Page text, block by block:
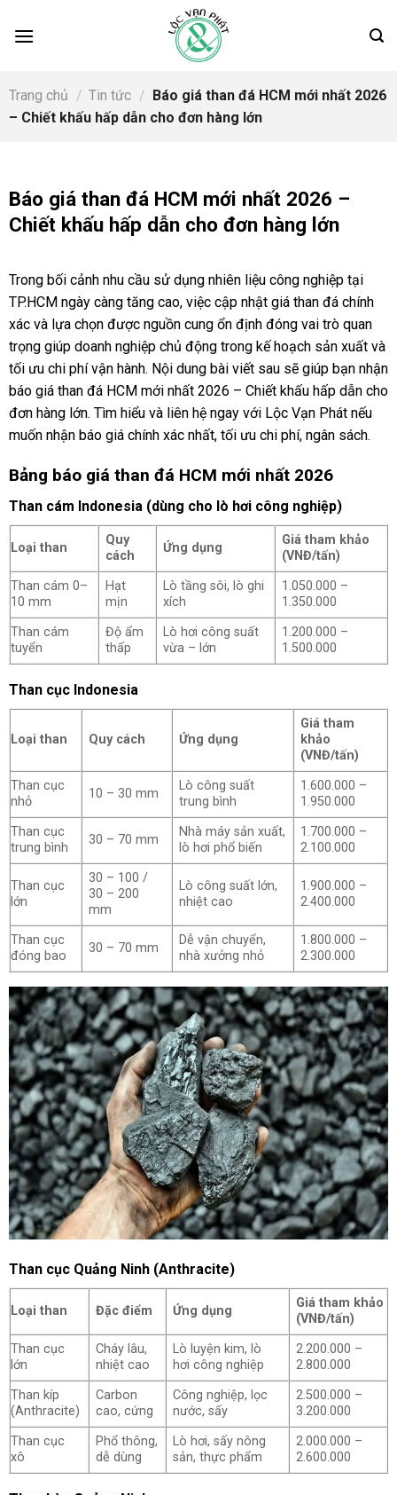
Trang chủ / Tin tức / Báo giá than đá HCM mới nhất 2026
– Chiết khấu hấp dẫn cho đơn hàng lớn
Báo giá than đá HCM mới nhất 2026 –
Chiết khấu hấp dẫn cho đơn hàng lớn
Trong bối cảnh nhu cầu sử dụng nhiên liệu công nghiệp tại
TP.HCM ngày càng tăng cao, việc cập nhật giá than đá chính
xác và lựa chọn được nguồn cung ổn định đóng vai trò quan
trọng giúp doanh nghiệp chủ động trong kế hoạch sản xuất và
tối ưu chi phí vận hành. Nội dung bài viết sau sẽ giúp bạn nhận
báo giá than đá HCM mới nhất 2026 – Chiết khấu hấp dẫn cho
đơn hàng lớn. Tìm hiểu và liên hệ ngay với Lộc Vạn Phát nếu
muốn nhận báo giá chính xác nhất, tối ưu chi phí, ngân sách.
Bảng báo giá than đá HCM mới nhất 2026
Than cám Indonesia (dùng cho lò hơi công nghiệp)
Loại than
Quy
cách
Ứng dụng
Giá tham khảo
(VNĐ/tấn)
Than cám 0–
10 mm
Hạt
mịn
Lò tầng sôi, lò ghi
xích
1.050.000 –
1.350.000
Than cám
tuyển
Độ ẩm
thấp
Lò hơi công suất
vừa – lớn
1.200.000 –
1.500.000
Than cục Indonesia
Loại than Quy cách Ứng dụng
Giá tham
khảo
(VNĐ/tấn)
Than cục
nhỏ
10 – 30 mm
Lò công suất
trung bình
1.600.000 –
1.950.000
Than cục
trung bình
30 – 70 mm
Nhà máy sản xuất,
lò hơi phổ biến
1.700.000 –
2.100.000
Than cục
lớn
30 – 100 /
30 – 200
mm
Lò công suất lớn,
nhiệt cao
1.900.000 –
2.400.000
Than cục
đóng bao
30 – 70 mm
Dễ vận chuyển,
nhà xưởng nhỏ
1.800.000 –
2.300.000
Than cục Quảng Ninh (Anthracite)
Loại than Đặc điểm Ứng dụng
Giá tham khảo
(VNĐ/tấn)
Than cục
lớn
Cháy lâu,
nhiệt cao
Lò luyện kim, lò
hơi công nghiệp
2.200.000 –
2.800.000
Than kíp
(Anthracite)
Carbon
cao, cứng
Công nghiệp, lọc
nước, sấy
2.500.000 –
3.200.000
Than cục
xô
Phổ thông,
dễ dùng
Lò hơi, sấy nông
sản, thực phẩm
2.000.000 –
2.600.000